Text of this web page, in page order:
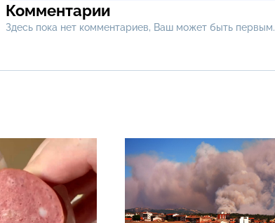
Комментарии
Здесь пока нет комментариев, Ваш может быть первым.